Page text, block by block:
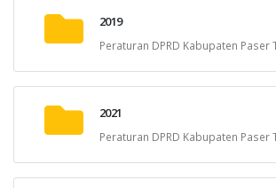
2019
Peraturan DPRD Kabupaten Paser
2021
Peraturan DPRD Kabupaten Paser